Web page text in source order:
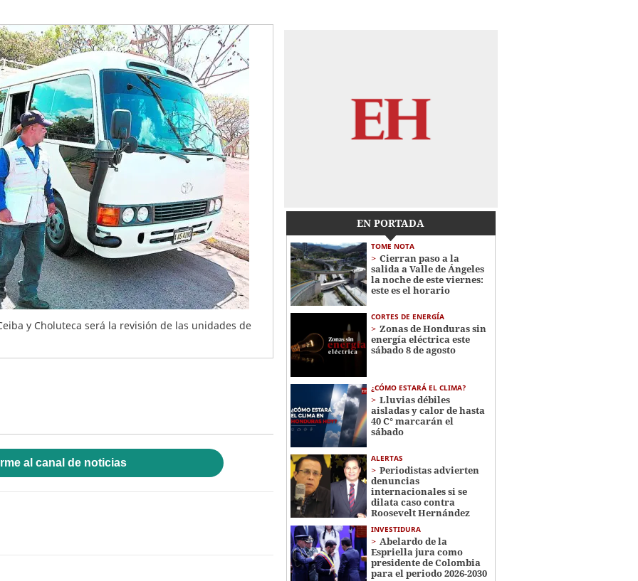
y Choluteca será la revisión de las unidades de
al canal de noticias
EN PORTADA
TOME NOTA
Cierran paso a la
salida a Valle de Ángeles
la noche de este viernes:
este es el horario
CORTES DE ENERGÍA
Zonas de Honduras sin
energía eléctrica este
sábado 8 de agosto
¿CÓMO ESTARÁ EL CLIMA?
Lluvias débiles
aisladas y calor de hasta
40 C° marcarán el
sábado
ALERTAS
Periodistas advierten
denuncias
internacionales si se
dilata caso contra
Roosevelt Hernández
INVESTIDURA
Abelardo de la
Espriella jura como
presidente de Colombia
para el periodo 2026-2030